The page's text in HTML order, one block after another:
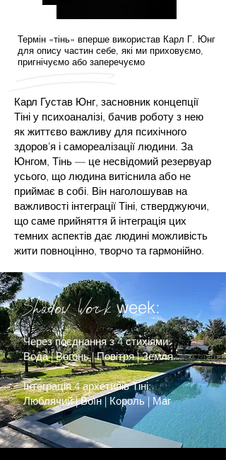
Термін «тінь» вперше використав Карл Г. Юнг
для опису частин себе, які ми приховуємо,
пригнічуємо або заперечуємо
Карл Густав Юнг, засновник концепції
Тіні у психоаналізі, бачив роботу з нею
як життєво важливу для психічного
здоров’я і самореалізації людини. За
Юнгом, Тінь — це несвідомий резервуар
усього, що людина витіснила або не
приймає в собі. Він наголошував на
важливості інтеграції Тіні, стверджуючи,
що саме прийняття й інтеграція цих
темних аспектів дає людині можливість
жити повноцінно, творчо та гармонійно.
Shadow Workweek:
Через поєднання з 4 стихіями:
Вода | Вогонь | Повітря | Земля
Інтеграція 4 архетипів Тіні:
Люблячий | Воїн | Король | Маг